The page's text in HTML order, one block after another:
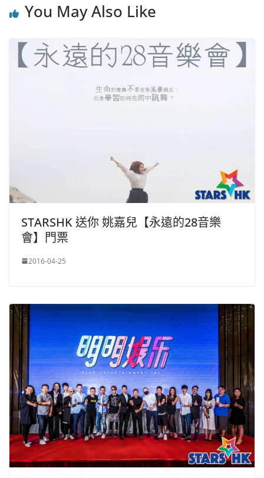
You May Also Like
STARSHK 送你 姚嘉兒【永遠的28音樂
會】門票
2016-04-25